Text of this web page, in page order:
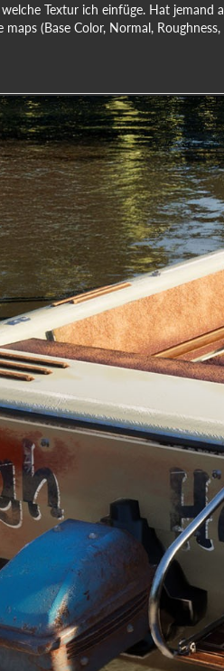
Textur ich einfüge. Hat jemand
(Base Color, Normal,